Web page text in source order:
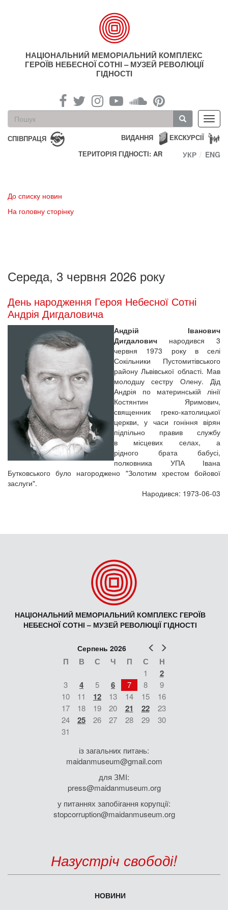
НАЦІОНАЛЬНИЙ МЕМОРІАЛЬНИЙ КОМПЛЕКС
ГЕРОЇВ НЕБЕСНОЇ СОТНІ – МУЗЕЙ РЕВОЛЮЦІЇ
ГІДНОСТІ
Пошукова
форма
Пошук
СПІВПРАЦЯ ЕКСКУРСІЇ
ВИДАННЯ
ТЕРИТОРІЯ ГІДНОСТІ: AR
УКР ENG
До списку новин
На головну сторінку
Середа, 3 червня 2026 року
День народження Героя Небесної Сотні
Андрія Дигдаловича
Андрій Іванович
Дигдалович народився 3
червня 1973 року в селі
Сокільники Пустомитівського
району Львівської області. Мав
молодшу сестру Олену. Дід
Андрія по материнській лінії
Костянтин Яримович,
священник греко-католицької
церкви, у часи гоніння вірян
підпільно правив службу
в місцевих селах, а
рідного брата бабусі,
полковника УПА Івана
Бутковського було нагороджено "Золотим хрестом бойової
заслуги".
Народився: 1973-06-03
НАЦІОНАЛЬНИЙ МЕМОРІАЛЬНИЙ КОМПЛЕКС ГЕРОЇВ
НЕБЕСНОЇ СОТНІ – МУЗЕЙ РЕВОЛЮЦІЇ ГІДНОСТІ
Попер
Серпень 2026
П В С Ч П С Н
1 2
3 4 5 6 7 8
9
10
11 12 13 14 15
16
17
18 19 20 21 22
23
24
25 26 27 28 29
30
31
із загальних питань:
maidanmuseum@gmail.com
для ЗМІ:
press@maidanmuseum.org
у питаннях запобігання корупції:
stopcorruption@maidanmuseum.org
Назустріч свободі!
НОВИНИ